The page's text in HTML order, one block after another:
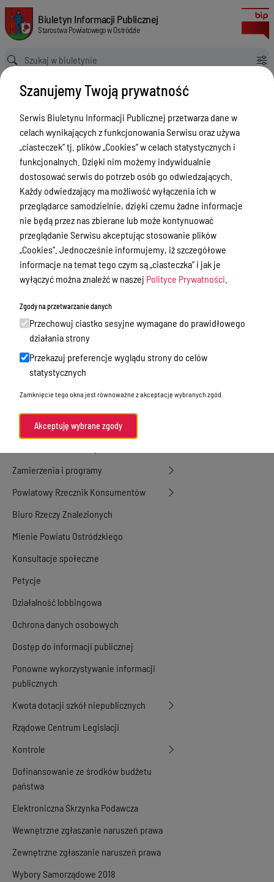
Wykaz telefonów
Biuletyn Informacji Publicznej Starostwa Powiatowego w Ostródzie
Biuletyn Informacji Publicznej
Starostwa Powiatowego w Ostródzie
Ścieżka powrotu
Strona główna Informacja Wykaz telefonów
Informacja
Menu Przedmiotowe
Starostwo Powiatowe
Poradnik Interesanta
Informacje o naborze
Zamówienia Publiczne
Tablica ogłoszeń
Dyżury Aptek w Powiecie Ostródzkim
Nieodpłatna Pomoc Prawna
Akty Prawne
Rejestry, ewidencje i archiwa
Budżet
Organizacja działania samorządu
powiatowego
Oświadczenia majątkowe
Zamierzenia i programy
Powiatowy Rzecznik Konsumentów
Biuro Rzeczy Znalezionych
Mienie Powiatu Ostródzkiego
Konsultacje społeczne
Petycje
Działalność lobbingowa
Ochrona danych osobowych
Dostęp do informacji publicznej
Ponowne wykorzystywanie informacji
publicznych
Kwota dotacji szkół niepublicznych
Rządowe Centrum Legislacji
Kontrole
Dofinansowanie ze środków budżetu
państwa
Elektroniczna Skrzynka Podawcza
Wewnętrzne zgłaszanie naruszeń prawa
Zewnętrzne zgłaszanie naruszeń prawa
Wybory Samorządowe 2018
Szanujemy Twoją prywatność
Serwis Biuletynu Informacji Publicznej przetwarza dane w
celach wynikających z funkcjonowania Serwisu oraz używa
„ciasteczek” tj. plików „Cookies” w celach statystycznych i
funkcjonalnych. Dzięki nim możemy indywidualnie
dostosować serwis do potrzeb osób go odwiedzających.
Każdy odwiedzający ma możliwość wyłączenia ich w
przeglądarce samodzielnie, dzięki czemu żadne informacje
nie będą przez nas zbierane lub może kontynuować
przeglądanie Serwisu akceptując stosowanie plików
„Cookies”. Jednocześnie informujemy, iż szczegółowe
informacje na temat tego czym są „ciasteczka” i jak je
wyłączyć można znaleźć w naszej Polityce Prywatności
Zgody na przetwarzanie danych
Przechowuj ciastko sesyjne wymagane do prawidłowego
działania strony
Przekazuj preferencje wyglądu strony do celów
statystycznych
Zamknięcie tego okna jest równoważne z akceptację wybranych zgód.
Akceptuję wybrane zgody